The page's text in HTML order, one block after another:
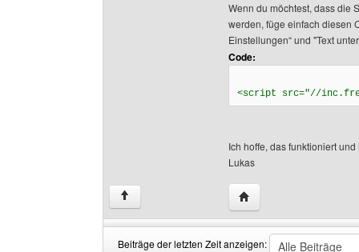
Wenn du möchtest, dass die
werden, füge einfach diesen
Einstellungen“ und "Text
Code:
<script src="//
Ich hoffe, das funktioniert
Lukas
↑ Website dieses
Beiträge der letzten Zeit anzeigen: